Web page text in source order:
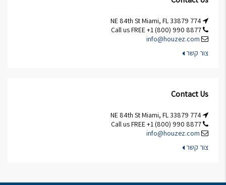
info@houzez.com
צור קשר
Contact Us
info@houzez.com
צור קשר